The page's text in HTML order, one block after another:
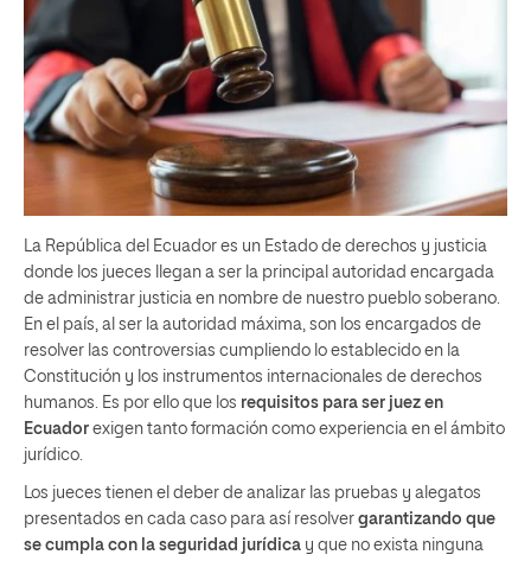
La República del Ecuador es un Estado de derechos y justicia
donde los jueces llegan a ser la principal autoridad encargada
de administrar justicia en nombre de nuestro pueblo soberano.
En el país, al ser la autoridad máxima, son los encargados de
resolver las controversias cumpliendo lo establecido en la
Constitución y los instrumentos internacionales de derechos
humanos. Es por ello que los requisitos para ser juez en
Ecuador exigen tanto formación como experiencia en el ámbito
jurídico.
Los jueces tienen el deber de analizar las pruebas y alegatos
presentados en cada caso para así resolver garantizando que
se cumpla con la seguridad jurídica y que no exista ninguna